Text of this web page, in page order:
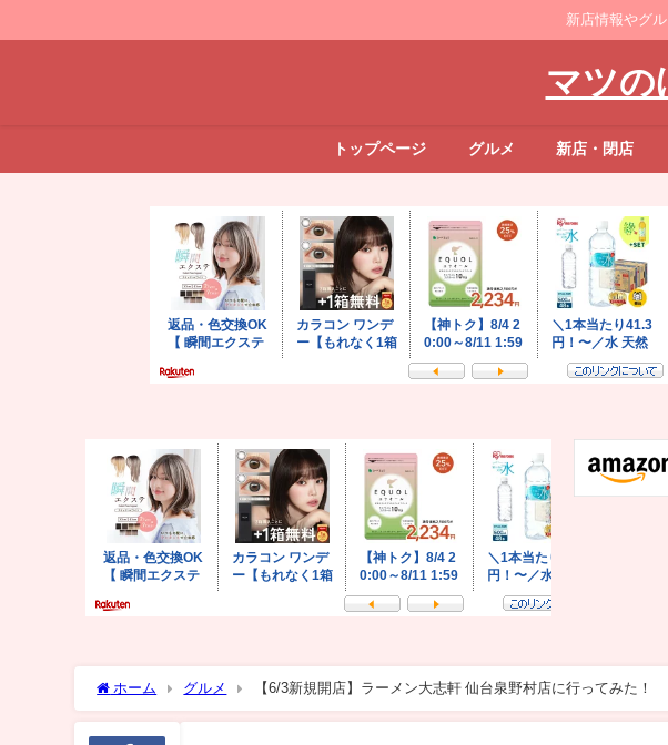
新店情報やグ
マツの
トップページ グルメ 新店・閉店
ホーム グルメ 【6/3新規開店】ラーメン大志軒 仙台泉野村店に行ってみた！